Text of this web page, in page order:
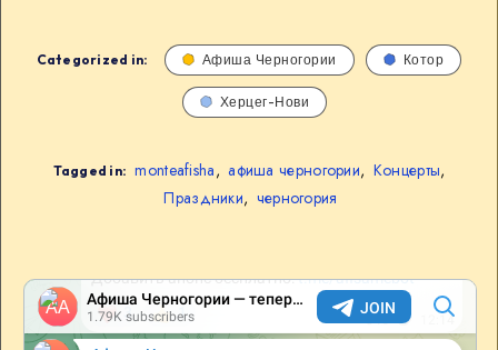
Categorized in: Афиша Черногории Котор
Херцег-Нови
Tagged in: monteafisha, афиша черногории, Концерты,
Праздники, черногория